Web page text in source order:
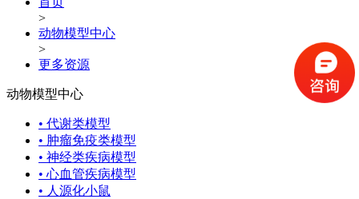
>
动物模型中心
>
更多资源
动物模型中心
• 代谢类模型
• 肿瘤免疫类模型
• 神经类疾病模型
• 心血管疾病模型
• 人源化小鼠